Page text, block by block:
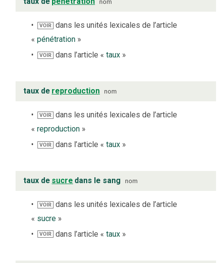
nom
VOIR
dans les unités lexicales de l’article
« pénétration »
VOIR dans l’article «taux »
taux de reproduction nom
VOIR
dans les unités lexicales de l’article
« reproduction »
VOIR dans l’article «taux »
taux de sucre dans le sang nom
VOIR
dans les unités lexicales de l’article
« sucre »
VOIR dans l’article «taux »